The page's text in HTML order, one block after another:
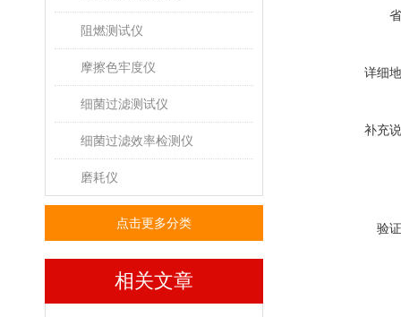
阻燃测试仪
摩擦色牢度仪
细菌过滤测试仪
细菌过滤效率检测仪
磨耗仪
点击更多分类
相关文章
详细
补充
验